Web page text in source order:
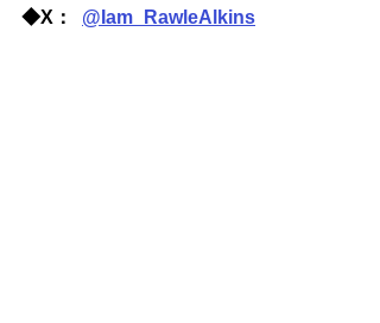
◆X： @Iam_RawleAlkins